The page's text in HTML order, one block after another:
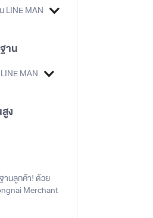
LINE MAN
าน
MAN
ง
านลูกค้า! ด้วย
Merchant